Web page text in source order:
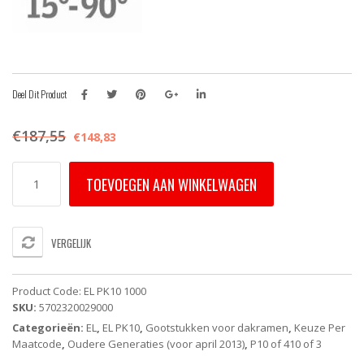
Deel Dit Product
€187,55 €148,83
PK10
vervangingsgootstuk
voor
vlakke
dakmaterialen
+
BFX
TOEVOEGEN AAN WINKELWAGEN
VERGELIJK
Product Code: EL PK10 1000
SKU: 5702320029000
Categorieën: EL, EL PK10, Gootstukken voor dakramen, Keuze Per
Maatcode, Oudere Generaties (voor april 2013), P10 of 410 of 3